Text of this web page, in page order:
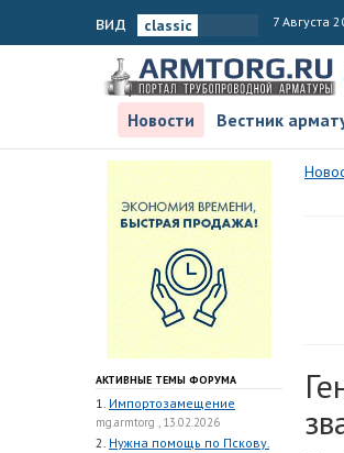
вид 7 Августа
Новости
Вестник
АКТИВНЫЕ ТЕМЫ ФОРУМА
1. Импортозамещение
mg.armtorg , 13.02.2026
2. Нужна помощь по Пскову.